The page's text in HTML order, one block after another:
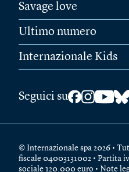
Savage love
Ultimo numero
Internazionale Kids
Seguici su
© Internazionale spa 2026 •
fiscale 04003131002 • Partita
sociale 120.000 euro • Note